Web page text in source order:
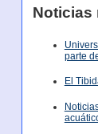
Noticias
parte
El